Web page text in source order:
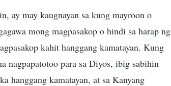
ay may kaugnayan sa kung mayroon o
mong magpasakop o hindi sa harap ng
kahit hanggang kamatayan. Kung
nagpapatotoo para sa Diyos, ibig sabihin
hanggang kamatayan, at sa Kanyang